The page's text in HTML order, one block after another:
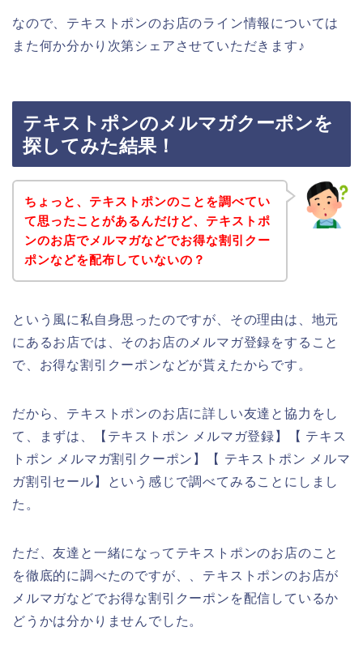
なので、テキストポンのお店のライン情報については
また何か分かり次第シェアさせていただきます♪
テキストポンのメルマガクーポンを
探してみた結果！
ちょっと、テキストポンのことを調べてい
て思ったことがあるんだけど、テキストポ
ンのお店でメルマガなどでお得な割引クー
ポンなどを配布していないの？
という風に私自身思ったのですが、その理由は、地元
にあるお店では、そのお店のメルマガ登録をすること
で、お得な割引クーポンなどが貰えたからです。
だから、テキストポンのお店に詳しい友達と協力をし
て、まずは、【テキストポン メルマガ登録】【 テキス
トポン メルマガ割引クーポン】【 テキストポン メルマ
ガ割引セール】という感じで調べてみることにしまし
た。
ただ、友達と一緒になってテキストポンのお店のこと
を徹底的に調べたのですが、、テキストポンのお店が
メルマガなどでお得な割引クーポンを配信しているか
どうかは分かりませんでした。